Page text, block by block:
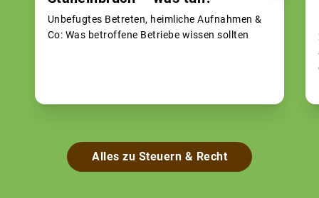
Unbefugtes Betreten, heimliche Aufnahmen &
Co: Was betroffene Betriebe wissen sollten
Alles zu Steuern & Recht